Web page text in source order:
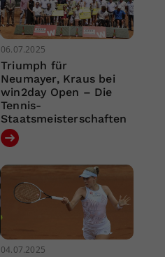
06.07.2025
Triumph für
Neumayer, Kraus bei
win2day Open – Die
Tennis-
Staatsmeisterschaften
04.07.2025